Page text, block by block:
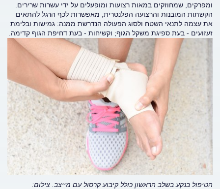
ומפרקים, שמחוזקים במאות רצועות ומופעלים על ידי עשרות שרירים.
הקשתות המובנות והרצועה הפלנטרית, מאפשרות לכף הרגל להתאים
את עצמה לתנאי השטח ולסוג הפעולה הנדרשת ממנה: גמישות ובלימת
זעזועים - בעת ספיגת משקל הגוף; וקשיחות - בעת דחיפת הגוף קדימה.
הטיפול בנקע בשלב הראשון כולל קיבוע קרסול עם מייצב. צילום: